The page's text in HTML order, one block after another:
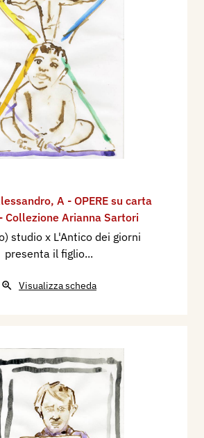
, A - OPERE su carta
Collezione Arianna Sartori
studio x L'Antico dei giorni
presenta il figlio...
Visualizza scheda